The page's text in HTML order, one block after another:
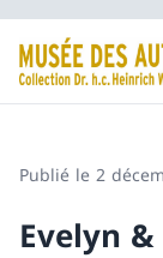
Publié le 2
Evelyn